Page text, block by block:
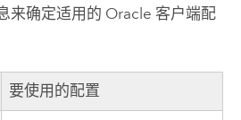
来确定适用的 Oracle 客户端配
要使用的配置